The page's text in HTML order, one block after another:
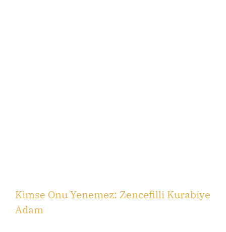
Kimse Onu Yenemez: Zencefilli Kurabiye
Adam